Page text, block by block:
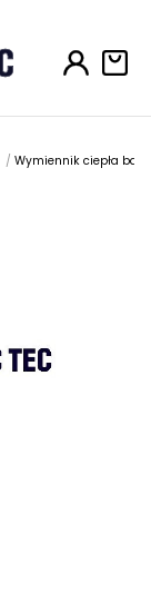
Wymiennik ciepła